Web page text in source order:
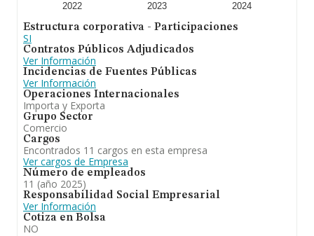
2022 2023 2024
Estructura corporativa - Participaciones
SI
Contratos Públicos Adjudicados
Ver Información
Incidencias de Fuentes Públicas
Ver Información
Operaciones Internacionales
Importa y Exporta
Grupo Sector
Comercio
Cargos
Encontrados 11 cargos en esta empresa
Ver cargos de Empresa
Número de empleados
11 (año 2025)
Responsabilidad Social Empresarial
Ver Información
Cotiza en Bolsa
NO